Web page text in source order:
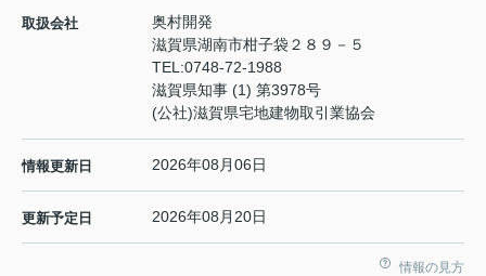
取扱会社
奥村開発
滋賀県湖南市柑子袋２８９－５
TEL:0748-72-1988
滋賀県知事 (1) 第3978号
(公社)滋賀県宅地建物取引業協会
情報更新日 2026年08月06日
更新予定日 2026年08月20日
情報の見方